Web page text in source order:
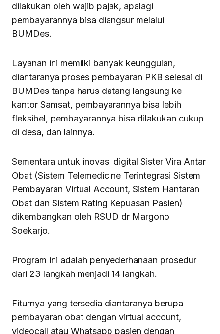
dilakukan oleh wajib pajak, apalagi
pembayarannya bisa diangsur melalui
BUMDes.
Layanan ini memilki banyak keunggulan,
diantaranya proses pembayaran PKB selesai di
BUMDes tanpa harus datang langsung ke
kantor Samsat, pembayarannya bisa lebih
fleksibel, pembayarannya bisa dilakukan cukup
di desa, dan lainnya.
Sementara untuk inovasi digital Sister Vira Antar
Obat (Sistem Telemedicine Terintegrasi Sistem
Pembayaran Virtual Account, Sistem Hantaran
Obat dan Sistem Rating Kepuasan Pasien)
dikembangkan oleh RSUD dr Margono
Soekarjo.
Program ini adalah penyederhanaan prosedur
dari 23 langkah menjadi 14 langkah.
Fiturnya yang tersedia diantaranya berupa
pembayaran obat dengan virtual account,
videocall atau Whatsapp pasien dengan